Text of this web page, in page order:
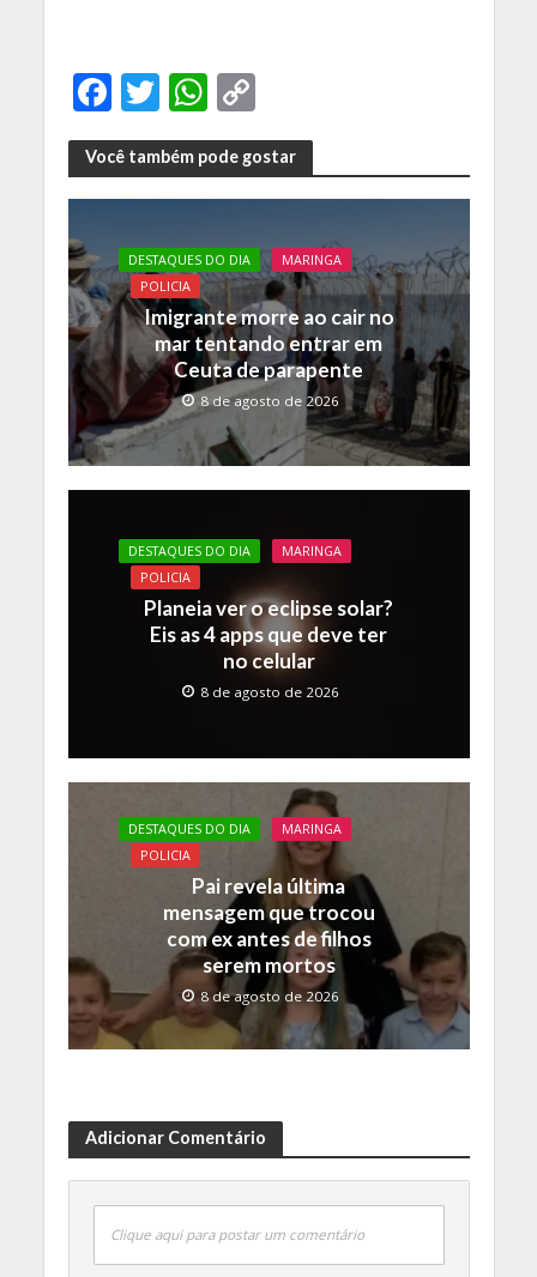
F
ac
e
b
o
o
k
T
w
itt
er
W
h
at
s
A
p
p
C
o
p
y
Li
n
k
Você também pode gostar
DESTAQUES DO DIA
MARINGA
POLICIA
Imigrante morre ao cair no
mar tentando entrar em
Ceuta de parapente
8 de agosto de 2026
DESTAQUES DO DIA
MARINGA
POLICIA
Planeia ver o eclipse solar?
Eis as 4 apps que deve ter
no celular
8 de agosto de 2026
DESTAQUES DO DIA
MARINGA
POLICIA
Pai revela última
mensagem que trocou
com ex antes de filhos
serem mortos
8 de agosto de 2026
Adicionar Comentário
Clique aqui para postar um comentário